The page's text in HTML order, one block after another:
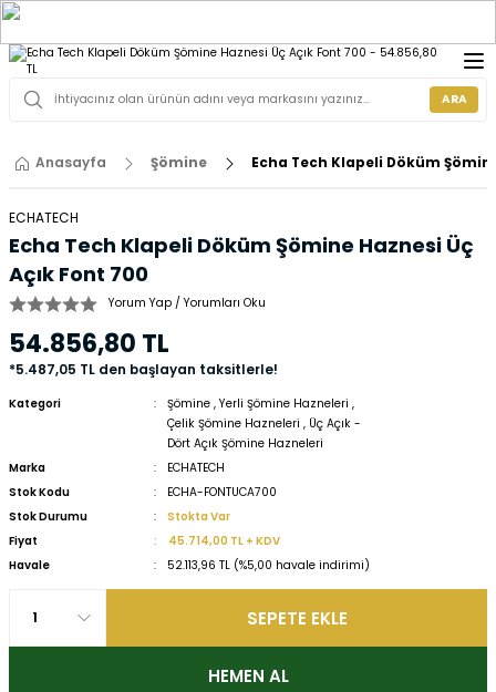
ARA
Anasayfa Şömine Echa Tech Klapeli Döküm
ECHATECH
Echa Tech Klapeli Döküm Şömine Haznesi Üç
Açık Font 700
Yorum Yap / Yorumları Oku
54.856,80 TL
*5.487,05 TL den başlayan taksitlerle!
Kategori Şömine ,Yerli Şömine Hazneleri ,
Çelik Şömine Hazneleri , Üç Açık -
Dört Açık Şömine Hazneleri
Marka
ECHATECH
Stok Kodu
ECHA-FONTUCA700
Stok Durumu
Stokta Var
Fiyat
45.714,00 TL + KDV
Havale
52.113,96 TL (%5,00 havale indirimi)
SEPETE EKLE
HEMEN AL